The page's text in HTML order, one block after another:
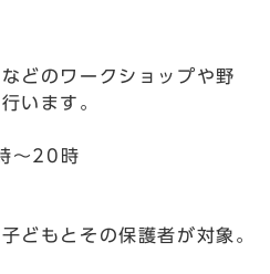
どのワークショップや野
います。
～20時
どもとその保護者が対象。